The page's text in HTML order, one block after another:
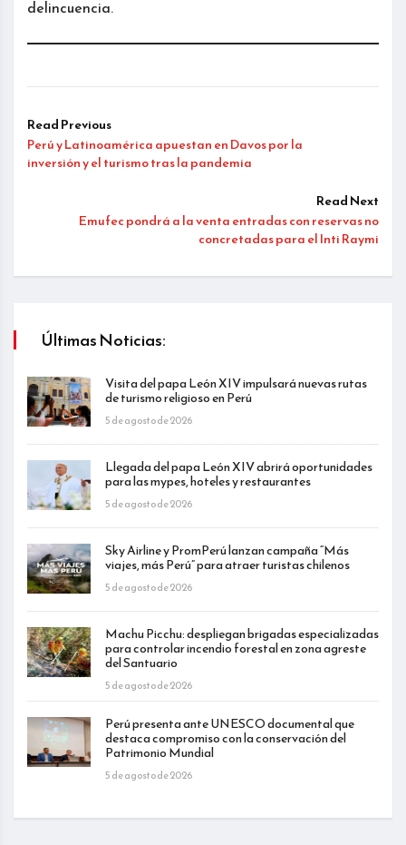
delincuencia.
Read Previous
Perú y Latinoamérica apuestan en Davos por la
inversión y el turismo tras la pandemia
Read Next
Emufec pondrá a la venta entradas con reservas no
concretadas para el Inti Raymi
Últimas Noticias:
Visita del papa León XIV impulsará nuevas rutas
de turismo religioso en Perú
5 de agosto de 2026
Llegada del papa León XIV abrirá oportunidades
para las mypes, hoteles y restaurantes
5 de agosto de 2026
Sky Airline y PromPerú lanzan campaña “Más
viajes, más Perú” para atraer turistas chilenos
5 de agosto de 2026
Machu Picchu: despliegan brigadas especializadas
para controlar incendio forestal en zona agreste
del Santuario
5 de agosto de 2026
Perú presenta ante UNESCO documental que
destaca compromiso con la conservación del
Patrimonio Mundial
5 de agosto de 2026